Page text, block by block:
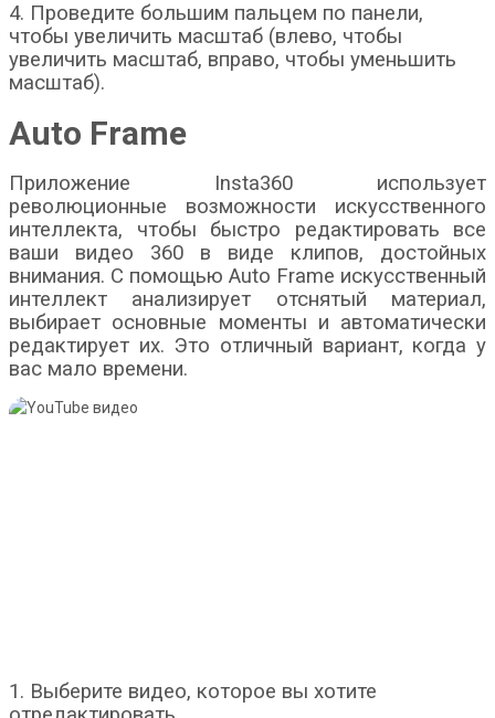
4. Проведите большим пальцем по панели,
чтобы увеличить масштаб (влево, чтобы
увеличить масштаб, вправо, чтобы уменьшить
масштаб).
Auto Frame
Приложение Insta360 использует
революционные возможности искусственного
интеллекта, чтобы быстро редактировать все
ваши видео 360 в виде клипов, достойных
внимания. С помощью Auto Frame искусственный
интеллект анализирует отснятый материал,
выбирает основные моменты и автоматически
редактирует их. Это отличный вариант, когда у
вас мало времени.
1. Выберите видео, которое вы хотите